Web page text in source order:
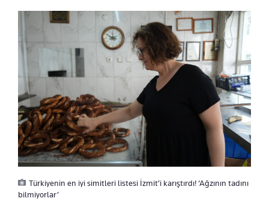
Türkiyenin en iyi simitleri listesi İzmit’i karıştırdı! ‘Ağzının tadını
bilmiyorlar’